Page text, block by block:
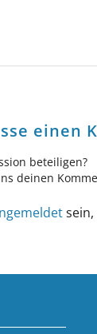
einen
beteiligen?
deinen